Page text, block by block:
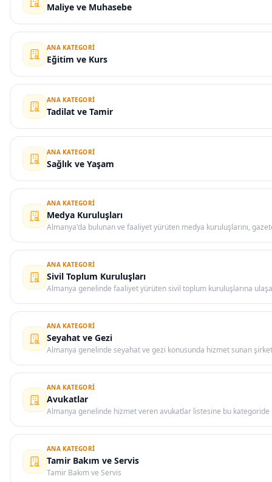
Maliye ve Muhasebe
ANA KATEGORI
Eğitim ve Kurs
ANA KATEGORI
Tadilat ve Tamir
ANA KATEGORI
Sağlık ve Yaşam
ANA KATEGORI
Medya Kuruluşları
Almanya'da bulunan ve faaliyet yürüten medya kuruluşlarını,
ANA KATEGORI
Sivil Toplum Kuruluşları
Almanya genelinde faaliyet yürüten sivil toplum kuruluşlarına
ANA KATEGORI
Seyahat ve Gezi
Almanya genelinde seyahat ve gezi konusunda hizmet sunan
ANA KATEGORI
Avukatlar
Almanya genelinde hizmet veren avukatlar listesine bu
ANA KATEGORI
Tamir Bakım ve Servis
Tamir Bakım ve Servis